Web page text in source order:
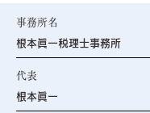
事務所名
根本眞一税理士事務所
代表
根本眞一